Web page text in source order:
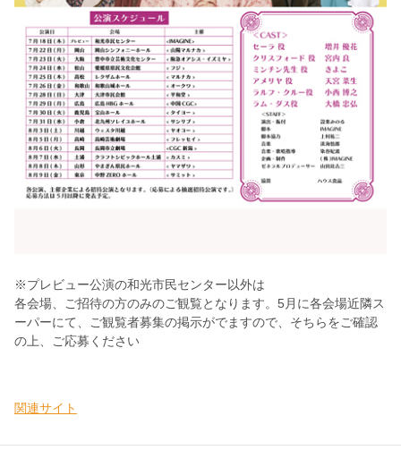
※プレビュー公演の和光市民センター以外は
各会場、ご招待の方のみのご観覧となります。5月に各会場近隣ス
ーパーにて、ご観覧者募集の掲示がでますので、そちらをご確認
の上、ご応募ください
関連サイト